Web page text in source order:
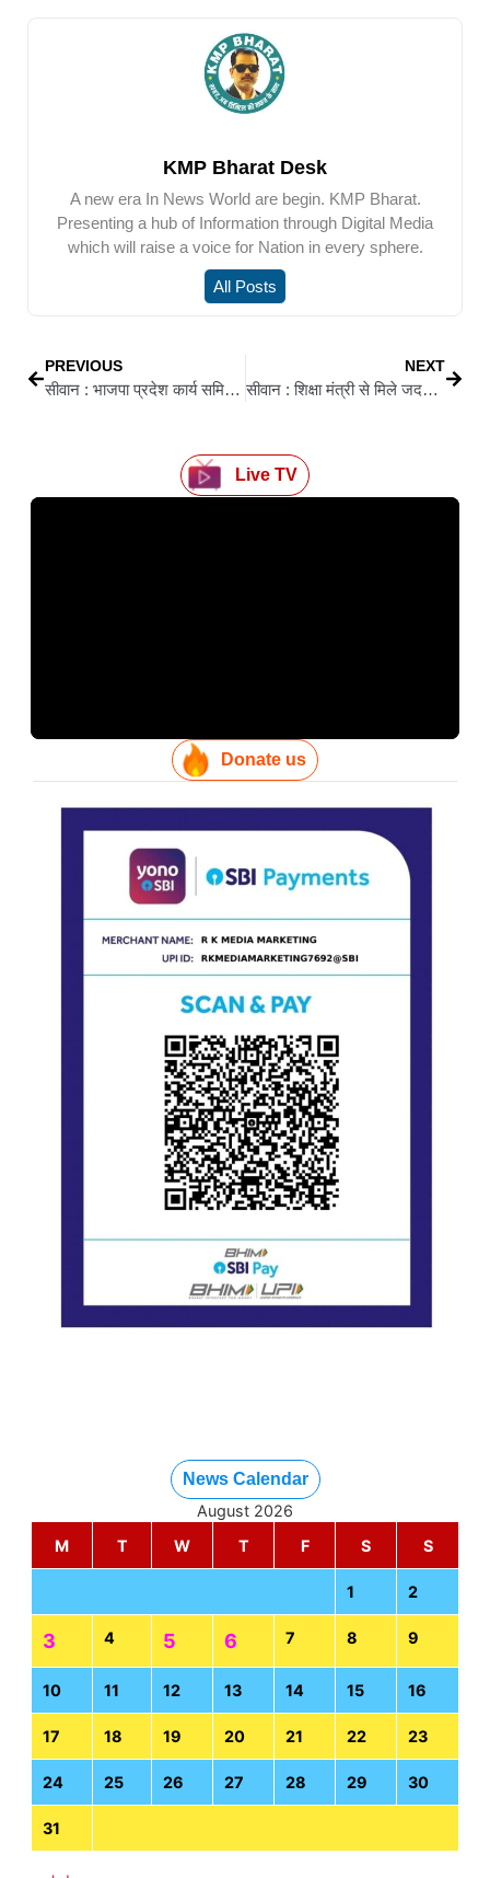
KMP Bharat Desk
A new era In News World are begin. KMP Bharat.
Presenting a hub of Information through Digital Media
which will raise a voice for Nation in every sphere.
All Posts
PREVIOUS
सीवान : भाजपा प्रदेश कार्य समिति में शामिल हुए गोरिया कोठी के राजीव रंजन पांडेय
NEXT
सीवान : शिक्षा मंत्री से मिले जदयू नेता विवेक शुक्ला, जीरादेई और गुठनी में कॉलेज खोलने की मांग
Live TV
Donate us
News Calendar
August 2026
M
T W T F S S
1 2
3 4 5 6 7 8 9
10 11 12 13 14 15 16
17 18 19 20 21 22 23
24 25 26 27 28 29 30
31